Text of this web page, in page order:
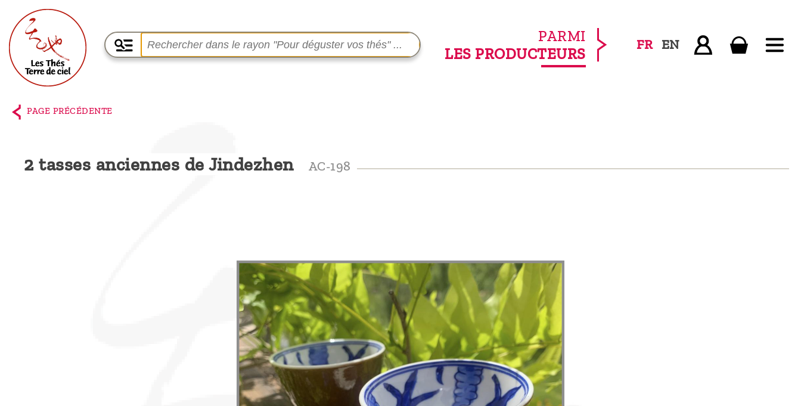
PARMI
LES PRODUCTEURS
FR EN
Accueil
La
Ciel
PAGE PRÉCÉDENTE
2 tasses anciennes de Jindezhen AC-198